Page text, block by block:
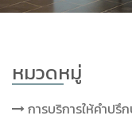
หมวดหมู่
การบริการให้คำปรึ